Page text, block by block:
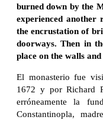
burned down by the
experienced
the encrustation of
doorways. Then in
place on the walls
El monasterio fue
1672 y por Richard
erróneamente la
Constantinopla,